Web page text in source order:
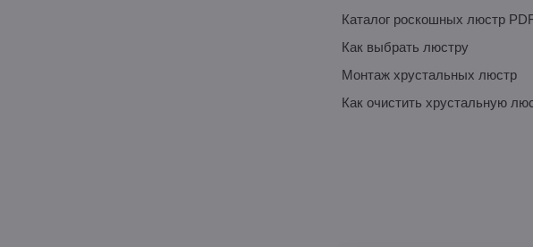
Каталог роскошных люстр
Как выбрать люстру
Монтаж хрустальных люстр
Как очистить хрустальную